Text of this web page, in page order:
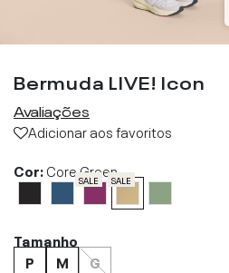
Bermuda LIVE! Icon
Avaliações
Adicionar aos favoritos
Cor:Core Green
SALE SALE
Tamanho
P
M G